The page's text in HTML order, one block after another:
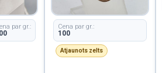
par gr.: Cena par gr.:
100
Atjaunots zelts